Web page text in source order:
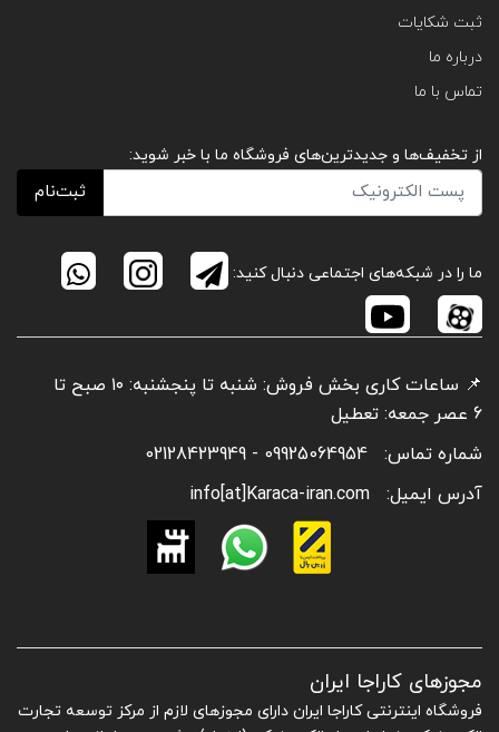
ثبت شکایات
درباره ما
تماس با ما
از تخفیف‌ها و جدیدترین‌های فروشگاه ما با خبر شوید:
ثبت‌نام
ما را در شبکه‌های اجتماعی دنبال کنید:
📌 ساعات کاری بخش فروش: شنبه تا پنجشنبه: ۱۰ صبح تا
6 عصر جمعه: تعطیل
شماره تماس:
09925064954 - 02128423949
آدرس ایمیل:
info[at]Karaca-iran.com
مجوزهای کاراجا ایران
فروشگاه اینترنتی کاراجا ایران دارای مجوزهای لازم از مرکز توسعه تجارت